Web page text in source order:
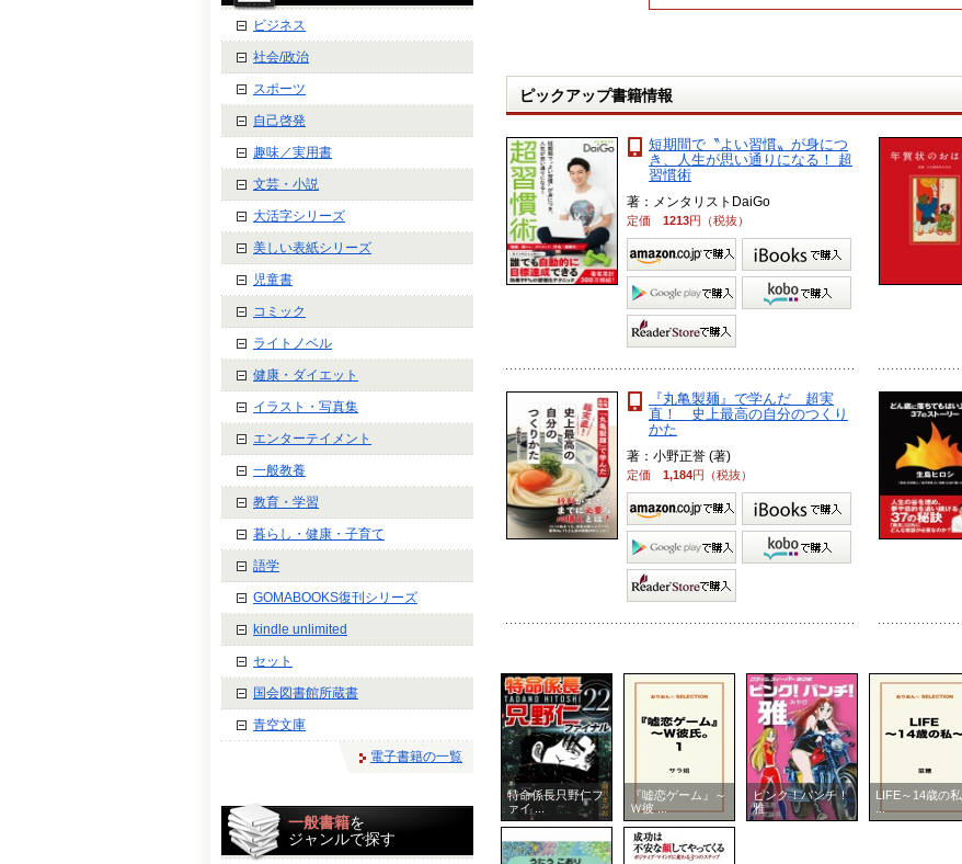
ピックアップ書籍情報
短期間で〝よい習慣〟が身につ
き、人生が思い通りになる！ 超
習慣術
著：メンタリストDaiGo
定価 1213円（税抜）
『丸亀製麺』で学んだ 超実
直！ 史上最高の自分のつくり
かた
著：小野正誉 (著)
定価 1,184円（税抜）
ビジネス
社会/政治
スポーツ
自己啓発
趣味／実用書
文芸・小説
大活字シリーズ
美しい表紙シリーズ
児童書
コミック
ライトノベル
健康・ダイエット
イラスト・写真集
エンターテイメント
一般教養
教育・学習
暮らし・健康・子育て
語学
GOMABOOKS復刊シリーズ
kindle unlimited
セット
国会図書館所蔵書
青空文庫
電子書籍の一覧
一般書籍を
ジャンルで探す
特命係長只野仁フ
ァイ ...
『嘘恋ゲーム』～
Ｗ彼 ...
ピンク！パンチ！
雅
LIFE～14歳の私
...